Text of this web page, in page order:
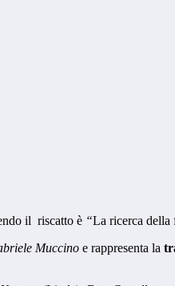
il riscatto è “La ricerca della
Muccino e rappresenta la